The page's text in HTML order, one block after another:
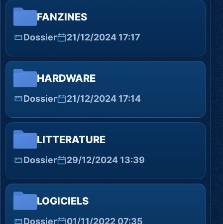
FANZINES
Dossier 21/12/2024 17:17
HARDWARE
Dossier 21/12/2024 17:14
LITTERATURE
Dossier 29/12/2024 13:39
LOGICIELS
Dossier 01/11/2022 07:35